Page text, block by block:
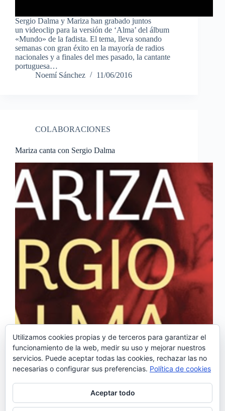
Sergio Dalma y Mariza han grabado juntos
un videoclip para la versión de ‘Alma’ del álbum
«Mundo» de la fadista. El tema, lleva sonando
semanas con gran éxito en la mayoría de radios
nacionales y a finales del mes pasado, la cantante
portuguesa…
Noemí Sánchez
11/06/2016
COLABORACIONES
Mariza canta con Sergio Dalma
Mariza, una de las voces más internacionales de
Portugal, colabora ,una vez más, con un artista
español. En este caso, se trata de Sergio Dalma,
nombre artístico del catalán Josep Capdevila. El
tema que la fadista ha escogido para esta…
Utilizamos cookies propias y de terceros para garantizar el
funcionamiento de la web, medir su uso y mejorar nuestros
servicios. Puede aceptar todas las cookies, rechazar las no
necesarias o configurar sus preferencias. Política de cookies
Aceptar todo